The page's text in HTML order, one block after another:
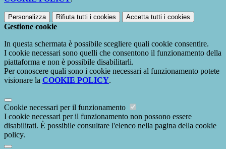
Personalizza Rifiuta tutti i cookies Accetta tutti i cookies
Gestione cookie
In questa schermata è possibile scegliere quali cookie consentire.
I cookie necessari sono quelli che consentono il funzionamento della
piattaforma e non è possibile disabilitarli.
Per conoscere quali sono i cookie necessari al funzionamento potete
visionare la COOKIE POLICY.
Cookie necessari per il funzionamento
I cookie necessari per il funzionamento non possono essere
disabilitati. È possibile consultare l'elenco nella pagina della cookie
policy.